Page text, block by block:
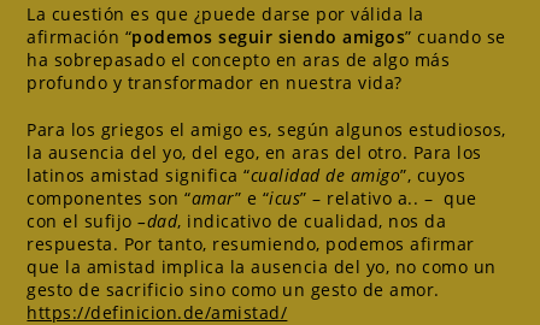
La cuestión es que ¿puede darse por válida la
afirmación “podemos seguir siendo amigos” cuando se
ha sobrepasado el concepto en aras de algo más
profundo y transformador en nuestra vida?
Para los griegos el amigo es, según algunos estudiosos,
la ausencia del yo, del ego, en aras del otro. Para los
latinos amistad significa “cualidad de amigo”, cuyos
componentes son “amar” e “icus” – relativo a.. – que
con el sufijo–dad, indicativo de cualidad, nos da
respuesta. Por tanto, resumiendo, podemos afirmar
que la amistad implica la ausencia del yo, no como un
gesto de sacrificio sino como un gesto de amor.
https://definicion.de/amistad/